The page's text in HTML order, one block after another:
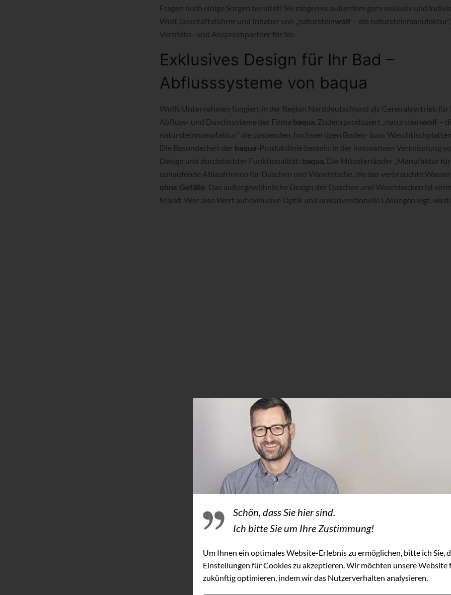
Fragen noch einige Sorgen bereitet? Sie mögen es außerdem gern exklusiv und
Wolf, Geschäftsführer und Inhaber von „natursteinwolf – die
Vertriebs- und Ansprechpartner für Sie.
Exklusives Design für Ihr Bad –
Abflusssysteme von baqua
Wolfs Unternehmen fungiert in der Region Norddeutschland als Generalvertrieb für
Abfluss- und Duschsysteme der Firma baqua. Zudem produziert „natursteinwolf –
natursteinmanufaktur“ die passenden, hochwertigen Boden- bzw.
Die Besonderheit der baqua-Produktlinie besteht in der innovativen Verknüpfung
Design und durchdachter Funktionalität: baqua, Die Münsterländer „Manufaktur
umlaufende Ablaufrinnen für Duschen und Waschtische, die das verbrauchte
ohne Gefälle. Das außergewöhnliche Design der Duschen und Waschbecken ist
Markt. Wer also Wert auf exklusive Optik und unkonventionelle Lösungen legt, wird
Schön, dass Sie hier sind.
Ich bitte Sie um Ihre Zustimmung!
Um Ihnen ein optimales Website-Erlebnis zu ermöglichen, bitte ich Sie,
Einstellungen für Cookies zu akzeptieren. Wir möchten unsere Website
zukünftig optimieren, indem wir das Nutzerverhalten analysieren.